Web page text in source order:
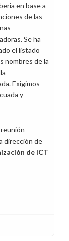
en base a
de las
Se ha
el listado
nombres de la
Exigimos
y
dirección de
de ICT